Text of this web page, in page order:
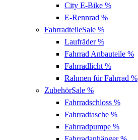
City E-Bike %
E-Rennrad %
FahrradteileSale %
Laufräder%
Fahrrad Anbauteile %
Fahrradlicht %
Rahmen für Fahrrad %
ZubehörSale %
Fahrradschloss %
Fahrradtasche %
Fahrradpumpe %